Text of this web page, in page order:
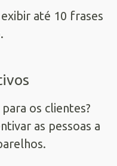
até 10 frases
os clientes?
as pessoas a